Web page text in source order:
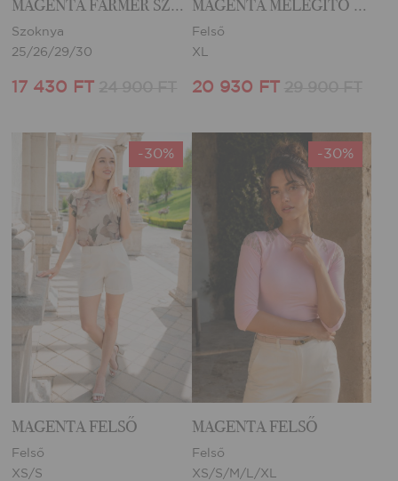
MAGENTA FARMER SZOKNYA
Szoknya
25/26/29/30
17 430 FT
MAGENTA MELEGÍTŐ FELSŐ
Felső
XL
20 930 FT
-30%
MAGENTA FELSŐ
Felső
XS/S
-30%
MAGENTA FELSŐ
Felső
XS/S/M/L/XL